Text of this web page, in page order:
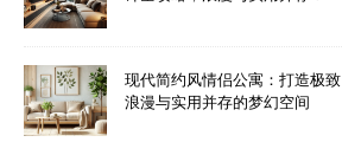
现代简约风情侣公寓：打造极致
浪漫与实用并存的梦幻空间